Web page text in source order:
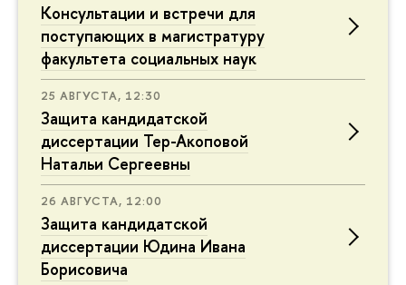
Консультации и встречи для
поступающих в магистратуру
факультета социальных наук
25 АВГУСТА, 12:30
Защита кандидатской
диссертации Тер-Акоповой
Натальи Сергеевны
26 АВГУСТА, 12:00
Защита кандидатской
диссертации Юдина Ивана
Борисовича